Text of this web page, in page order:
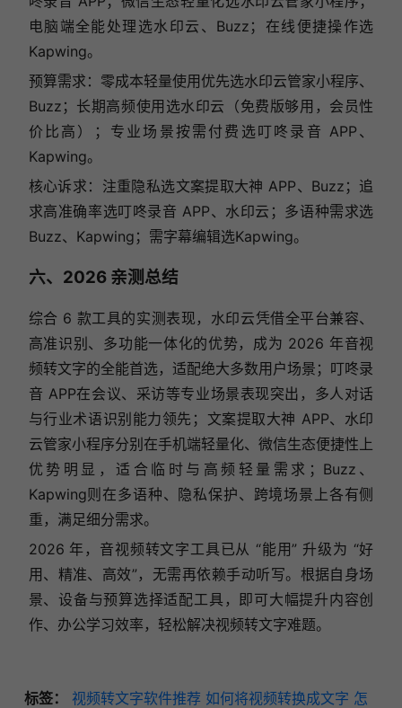
电脑端全能处理选水印云、Buzz；在线便捷操作选
Kapwing。
预算需求：零成本轻量使用优先选水印云管家小程序、
Buzz；长期高频使用选水印云（免费版够用，会员性
价比高）；专业场景按需付费选叮咚录音 APP、
Kapwing。
核心诉求：注重隐私选文案提取大神 APP、Buzz；追
求高准确率选叮咚录音 APP、水印云；多语种需求选
Buzz、Kapwing；需字幕编辑选Kapwing。
六、2026 亲测总结
综合 6 款工具的实测表现，水印云凭借全平台兼容、
高准识别、多功能一体化的优势，成为 2026 年音视
频转文字的全能首选，适配绝大多数用户场景；叮咚录
音 APP在会议、采访等专业场景表现突出，多人对话
与行业术语识别能力领先；文案提取大神 APP、水印
云管家小程序分别在手机端轻量化、微信生态便捷性上
优势明显，适合临时与高频轻量需求；Buzz、
Kapwing则在多语种、隐私保护、跨境场景上各有侧
重，满足细分需求。
2026 年，音视频转文字工具已从 “能用” 升级为 “好
用、精准、高效”，无需再依赖手动听写。根据自身场
景、设备与预算选择适配工具，即可大幅提升内容创
作、办公学习效率，轻松解决视频转文字难题。
标签： 视频转文字软件推荐 如何将视频转换成文字 怎